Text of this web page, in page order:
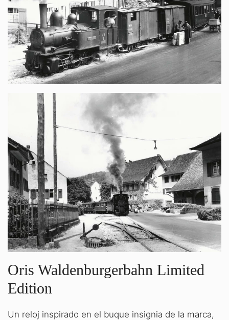
Oris Waldenburgerbahn Limited
Edition
Un reloj inspirado en el buque insignia de la marca,